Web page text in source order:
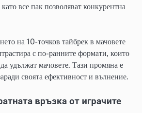
все пак позволяват конкурентна
на 10-точков тайбрек в мачовете
с по-ранните формати, които
удължат мачовете. Тази промяна е
своята ефективност и вълнение.
връзка от играчите